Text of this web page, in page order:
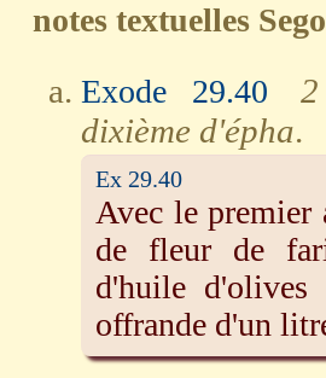
notes textuelles
Exode 29.40
dixième d'épha.
Ex 29.40
Avec le
de fleur de
d'huile d'olives
offrande d'un